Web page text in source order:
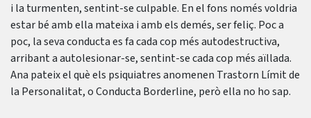
i la turmenten, sentint-se culpable. En el fons només voldria
estar bé amb ella mateixa i amb els demés, ser feliç. Poc a
poc, la seva conducta es fa cada cop més autodestructiva,
arribant a autolesionar-se, sentint-se cada cop més aïllada.
Ana pateix el què els psiquiatres anomenen Trastorn Límit de
la Personalitat, o Conducta Borderline, però ella no ho sap.